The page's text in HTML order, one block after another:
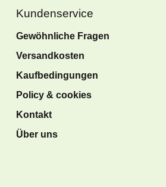
Kundenservice
Gewöhnliche Fragen
Versandkosten
Kaufbedingungen
Policy & cookies
Kontakt
Über uns